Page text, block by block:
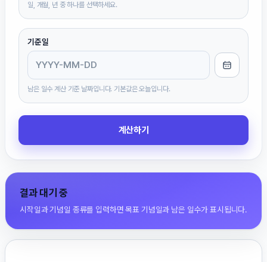
일, 개월, 년 중 하나를 선택하세요.
기준일
남은 일수 계산 기준 날짜입니다. 기본값은 오늘입니다.
계산하기
결과 대기 중
시작일과 기념일 종류를 입력하면 목표 기념일과 남은 일수가 표시됩니다.